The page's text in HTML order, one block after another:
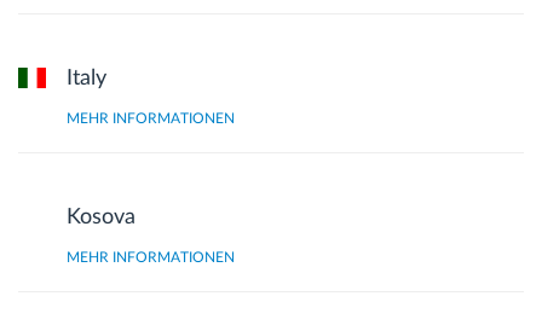
Italy
MEHR INFORMATIONEN
Kosova
MEHR INFORMATIONEN